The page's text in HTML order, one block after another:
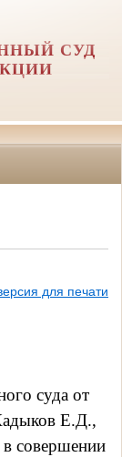
СУД
для печати
суда от
Е.Д.,
совершении